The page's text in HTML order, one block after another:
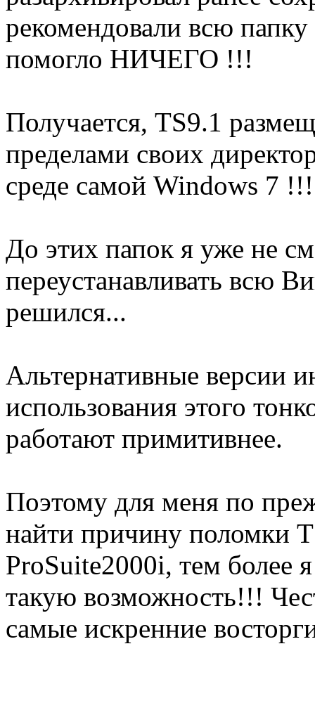
рекомендовали всю
помогло НИЧЕГО !!!
Получается, TS9.1
пределами своих
среде самой Windows 7 !!!
До этих папок я уже не
переустанавливать всю
решился...
Альтернативные версии
использования этого
работают примитивнее.
Поэтому для меня по
найти причину поломки
ProSuite2000i, тем более
такую возможность!!!
самые искренние